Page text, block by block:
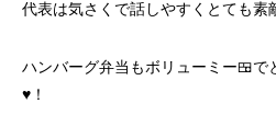
代表は気さくで話しやすくとても素
ハンバーグ弁当もボリューミー🍱で
♥️！